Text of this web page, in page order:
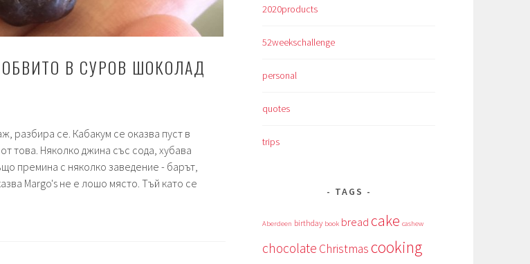
В СУРОВ ШОКОЛАД
разбира се. Кабакум се оказва пуст в
това. Няколко джина със сода, хубава
премина с няколко заведение - барът,
Margo's не е лошо място. Тъй като се
2020products
52weekschallenge
personal
quotes
trips
TAGS
Aberdeen birthday book bread cake cashew
chocolate Christmas cooking